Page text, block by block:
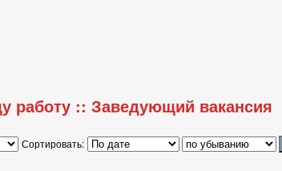
работу :: Заведующий вакансия
Сортировать: